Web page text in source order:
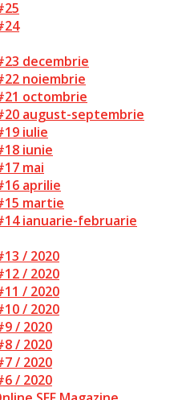
decembrie
noiembrie
octombrie
august-septembrie
iulie
iunie
mai
aprilie
martie
ianuarie-februarie
/ 2020
/ 2020
/ 2020
/ 2020
/ 2020
/ 2020
/ 2020
/ 2020